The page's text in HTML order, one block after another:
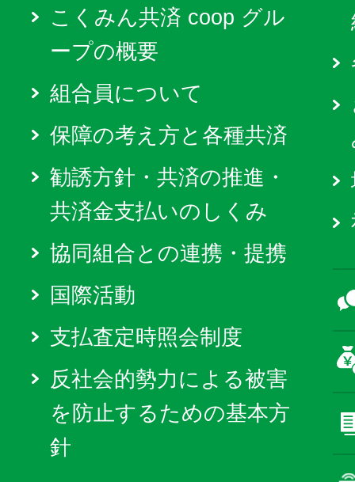
こくみん共済 coop グル
ープの概要
組合員について
保障の考え方と各種共済
勧誘方針・共済の推進・
共済金支払いのしくみ
協同組合との連携・提携
国際活動
支払査定時照会制度
反社会的勢力による被害
を防止するための基本方
針